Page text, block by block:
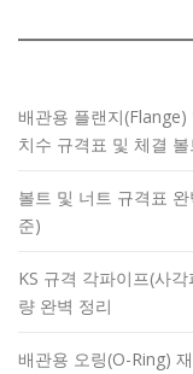
배관용 플랜지
치수 규격표 및 체결
볼트 및 너트 규격표
준)
KS 규격 각파이프(사
량 완벽 정리
배관용 오링(O-Ring)